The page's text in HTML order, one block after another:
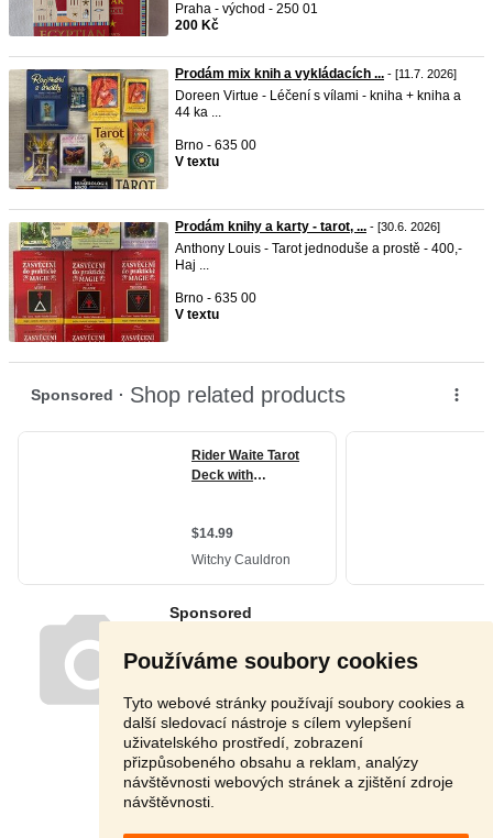
Používáme soubory cookies
Tyto webové stránky používají soubory cookies a
další sledovací nástroje s cílem vylepšení
uživatelského prostředí, zobrazení
přizpůsobeného obsahu a reklam, analýzy
návštěvnosti webových stránek a zjištění zdroje
návštěvnosti.
Praha - východ - 250 01
200 Kč
Prodám mix knih a vykládacích ... - [11.7. 2026]
Doreen Virtue - Léčení s vílami - kniha + kniha a
44 ka ...
Brno - 635 00
V textu
Prodám knihy a karty - tarot, ... - [30.6. 2026]
Anthony Louis - Tarot jednoduše a prostě - 400,-
Haj ...
Brno - 635 00
V textu